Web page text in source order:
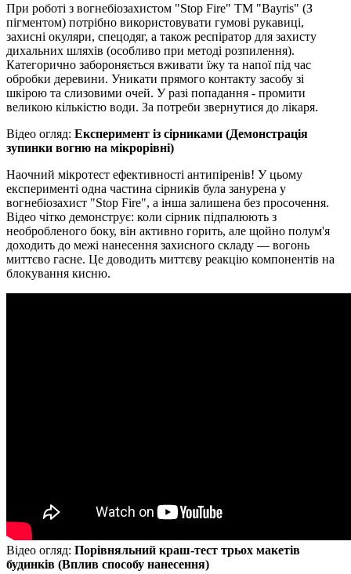
При роботі з вогнебіозахистом "Stop Fire" ТМ "Bayris" (З
пігментом) потрібно використовувати гумові рукавиці,
захисні окуляри, спецодяг, а також респіратор для захисту
дихальних шляхів (особливо при методі розпилення).
Категорично забороняється вживати їжу та напої під час
обробки деревини. Уникати прямого контакту засобу зі
шкірою та слизовими очей. У разі попадання - промити
великою кількістю води. За потреби звернутися до лікаря.
Відео огляд: Експеримент із сірниками (Демонстрація
зупинки вогню на мікрорівні)
Наочний мікротест ефективності антипіренів! У цьому
експерименті одна частина сірників була занурена у
вогнебіозахист "Stop Fire", а інша залишена без просочення.
Відео чітко демонструє: коли сірник підпалюють з
необробленого боку, він активно горить, але щойно полум'я
доходить до межі нанесення захисного складу — вогонь
миттєво гасне. Це доводить миттєву реакцію компонентів на
блокування кисню.
Відео огляд: Порівняльний краш-тест трьох макетів
будинків (Вплив способу нанесення)